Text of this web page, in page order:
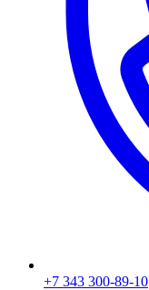
+7 343 300-89-10